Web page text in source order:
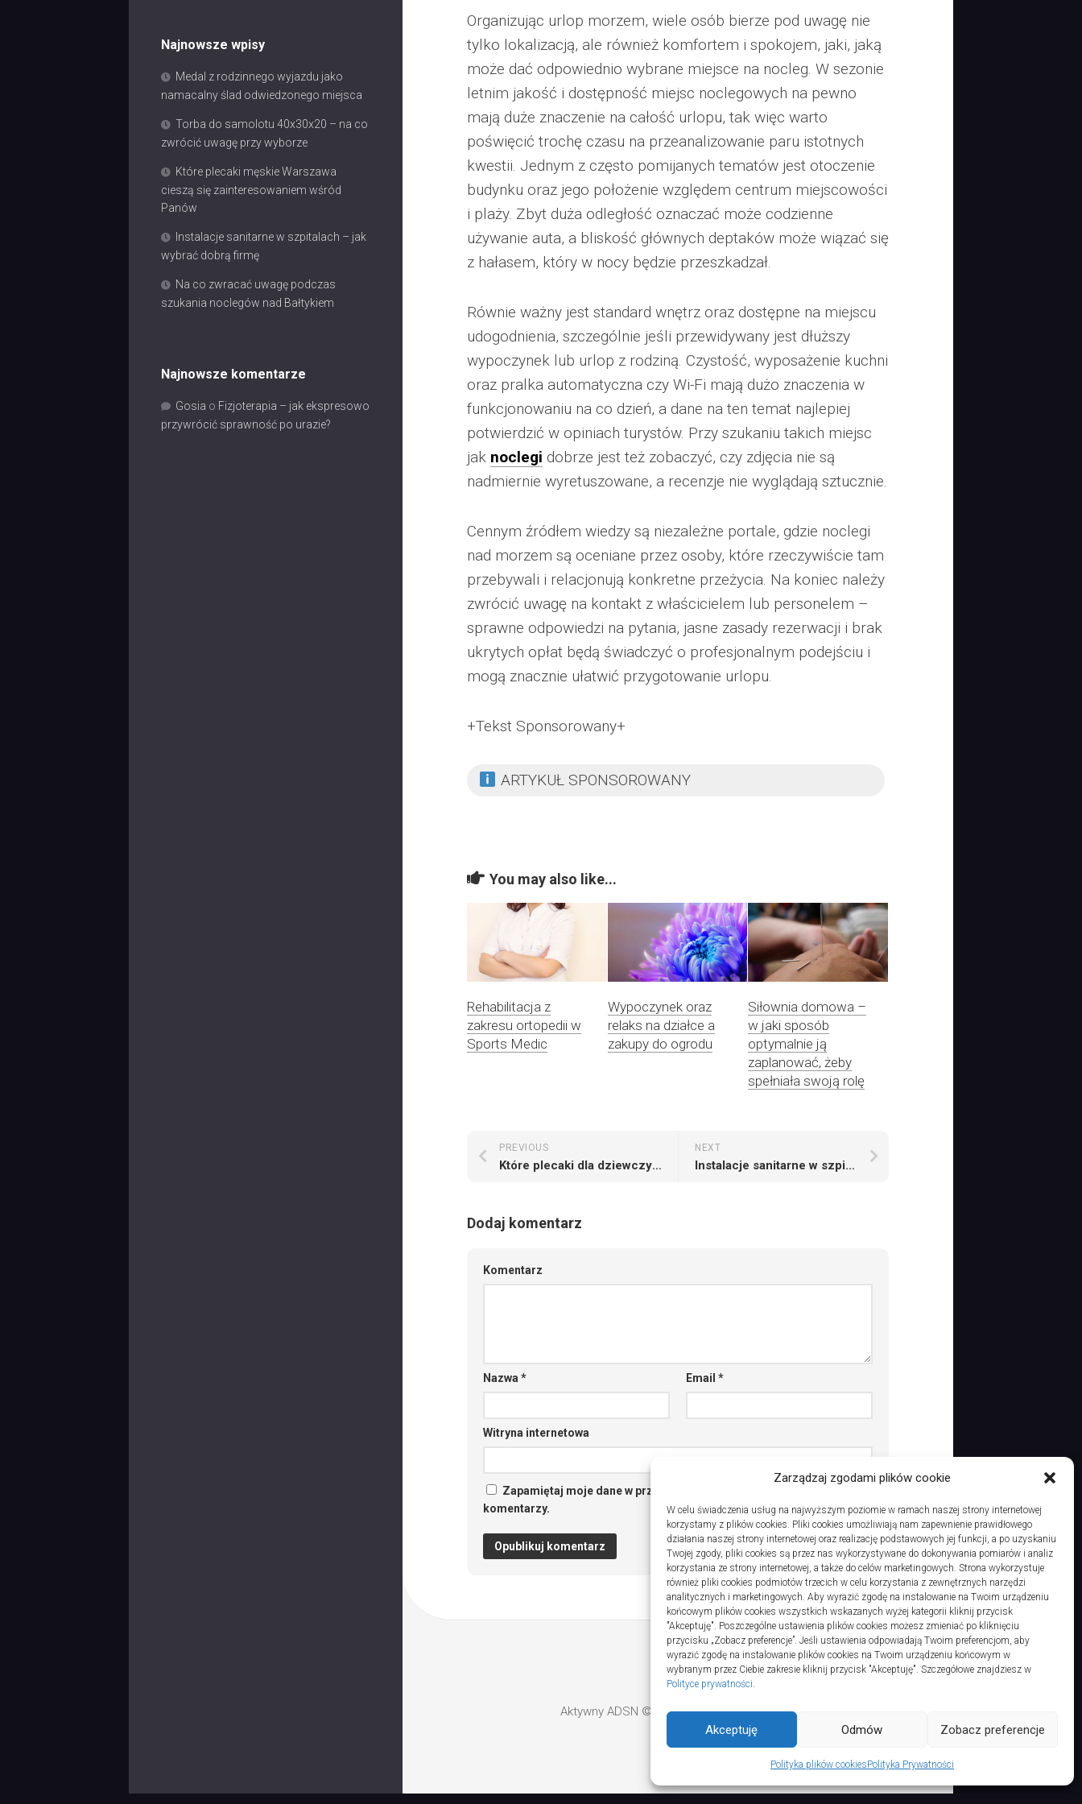
Zarządzaj zgodami plików cookie
W celu świadczenia usług na najwyższym poziomie w ramach naszej strony internetowej
korzystamy z plików cookies. Pliki cookies umożliwiają nam zapewnienie prawidłowego
działania naszej strony internetowej oraz realizację podstawowych jej funkcji, a po uzyskaniu
Twojej zgody, pliki cookies są przez nas wykorzystywane do dokonywania pomiarów i analiz
korzystania ze strony internetowej, a także do celów marketingowych. Strona wykorzystuje
również pliki cookies podmiotów trzecich w celu korzystania z zewnętrznych narzędzi
analitycznych i marketingowych. Aby wyrazić zgodę na instalowanie na Twoim urządzeniu
końcowym plików cookies wszystkich wskazanych wyżej kategorii kliknij przycisk
"Akceptuję". Poszczególne ustawienia plików cookies możesz zmieniać po kliknięciu
przycisku „Zobacz preferencje”. Jeśli ustawienia odpowiadają Twoim preferencjom, aby
wyrazić zgodę na instalowanie plików cookies na Twoim urządzeniu końcowym w
wybranym przez Ciebie zakresie kliknij przycisk "Akceptuję". Szczegółowe znajdziesz w
Polityce prywatności.
Akceptuję Odmów Zobacz preferencje
Polityka plików cookiesPolityka Prywatności
Najnowsze wpisy
Medal z rodzinnego wyjazdu jako
namacalny ślad odwiedzonego miejsca
Torba do samolotu 40x30x20 – na co
zwrócić uwagę przy wyborze
Które plecaki męskie Warszawa
cieszą się zainteresowaniem wśród
Panów
Instalacje sanitarne w szpitalach – jak
wybrać dobrą firmę
Na co zwracać uwagę podczas
szukania noclegów nad Bałtykiem
Najnowsze komentarze
Gosia o Fizjoterapia – jak ekspresowo
przywrócić sprawność po urazie?
Organizując urlop morzem, wiele osób bierze pod uwagę nie
tylko lokalizacją, ale również komfortem i spokojem, jaki, jaką
może dać odpowiednio wybrane miejsce na nocleg. W sezonie
letnim jakość i dostępność miejsc noclegowych na pewno
mają duże znaczenie na całość urlopu, tak więc warto
poświęcić trochę czasu na przeanalizowanie paru istotnych
kwestii. Jednym z często pomijanych tematów jest otoczenie
budynku oraz jego położenie względem centrum miejscowości
i plaży. Zbyt duża odległość oznaczać może codzienne
używanie auta, a bliskość głównych deptaków może wiązać się
z hałasem, który w nocy będzie przeszkadzał.
Równie ważny jest standard wnętrz oraz dostępne na miejscu
udogodnienia, szczególnie jeśli przewidywany jest dłuższy
wypoczynek lub urlop z rodziną. Czystość, wyposażenie kuchni
oraz pralka automatyczna czy Wi-Fi mają dużo znaczenia w
funkcjonowaniu na co dzień, a dane na ten temat najlepiej
potwierdzić w opiniach turystów. Przy szukaniu takich miejsc
jak noclegi dobrze jest też zobaczyć, czy zdjęcia nie są
nadmiernie wyretuszowane, a recenzje nie wyglądają sztucznie.
Cennym źródłem wiedzy są niezależne portale, gdzie noclegi
nad morzem są oceniane przez osoby, które rzeczywiście tam
przebywali i relacjonują konkretne przeżycia. Na koniec należy
zwrócić uwagę na kontakt z właścicielem lub personelem –
sprawne odpowiedzi na pytania, jasne zasady rezerwacji i brak
ukrytych opłat będą świadczyć o profesjonalnym podejściu i
mogą znacznie ułatwić przygotowanie urlopu.
+Tekst Sponsorowany+
ARTYKUŁ SPONSOROWANY
You may also like...
Rehabilitacja z
zakresu ortopedii w
Sports Medic
Wypoczynek oraz
relaks na działce a
zakupy do ogrodu
Siłownia domowa –
w jaki sposób
optymalnie ją
zaplanować, żeby
spełniała swoją rolę
NEXT
Instalacje sanitarne w szpitalach – jak wybrać dobrą firmę
PREVIOUS
Które plecaki dla dziewczyn obecnie się cieszą zainteresowaniem
Dodaj komentarz
Komentarz
Nazwa * Email *
Witryna internetowa
Zapamiętaj moje dane w przeglądarce podczas pisania kolejnych
komentarzy.
Aktywny ADSN © 2026. All Rights Reserved.